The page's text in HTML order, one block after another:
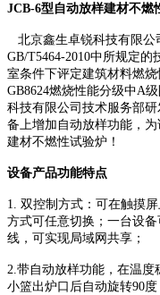
JCB-6型自动放样建材不燃
北京鑫生卓锐科技有限公
GB/T5464-2010中所规定
室条件下评定建筑材料燃
GB8624燃烧性能分级中A
科技有限公司技术服务部
备上增加自动放样功能，
建材不燃性试验炉！
设备产品功能特点
1. 双控制方式：可在触摸
方式可任意切换；一台设
线，可实现局域网共享；
2.带自动放样功能，在温
小篮出炉口后自动旋转90